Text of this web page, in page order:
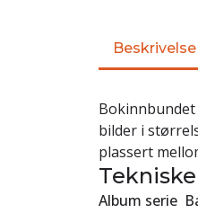
Beskrivelse
bilder i
plassert
Album serie